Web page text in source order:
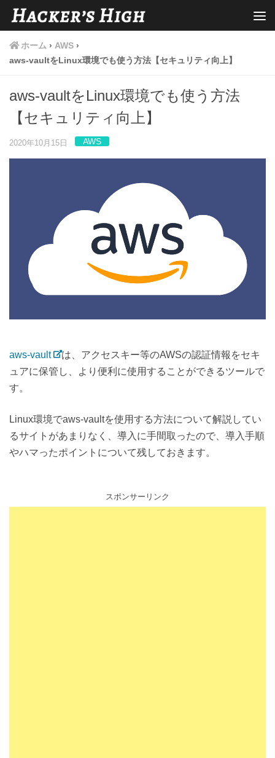
ホーム › AWS ›
aws-vaultをLinux環境でも使う方法【セキュリティ向上】
aws-vaultをLinux環境でも使う方法
【セキュリティ向上】
2020年10月15日 AWS
aws-vault
は、アクセスキー等のAWSの認証情報をセキ
ュアに保管し、より便利に使用することができるツールで
す。
Linux環境でaws-vaultを使用する方法について解説してい
るサイトがあまりなく、導入に手間取ったので、導入手順
やハマったポイントについて残しておきます。
スポンサーリンク